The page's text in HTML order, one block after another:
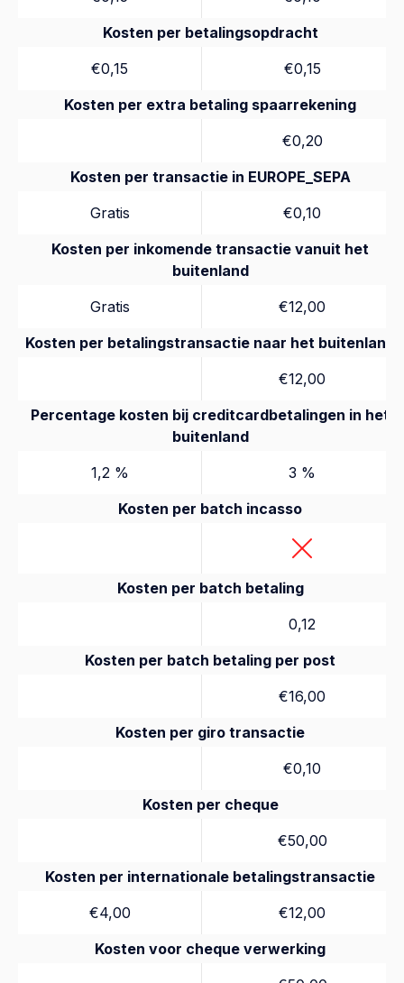
Kosten per betalingsopdracht
€0,15
€0,15
Kosten per extra betaling spaarrekening
€0,20
Kosten per transactie in EUROPE_SEPA
Gratis
€0,10
Kosten per inkomende transactie vanuit het
buitenland
Gratis
€12,00
Kosten per betalingstransactie naar het buitenland
€12,00
Percentage kosten bij creditcardbetalingen in het
buitenland
1,2 %
3 %
Kosten per batch incasso
Kosten per batch betaling
0,12
Kosten per batch betaling per post
€16,00
Kosten per giro transactie
€0,10
Kosten per cheque
€50,00
Kosten per internationale betalingstransactie
€4,00
€12,00
Kosten voor cheque verwerking